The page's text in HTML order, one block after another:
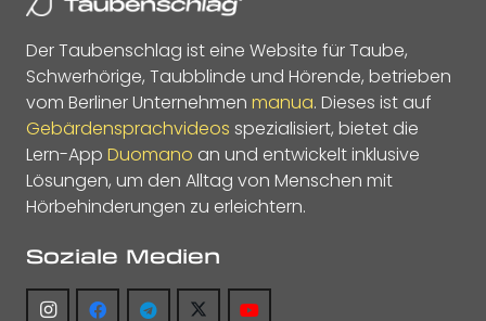
Der Taubenschlag ist eine Website für Taube,
Schwerhörige, Taubblinde und Hörende, betrieben
vom Berliner Unternehmen manua. Dieses ist auf
Gebärdensprachvideos spezialisiert, bietet die
Lern-App Duomano an und entwickelt inklusive
Lösungen, um den Alltag von Menschen mit
Hörbehinderungen zu erleichtern.
Soziale Medien